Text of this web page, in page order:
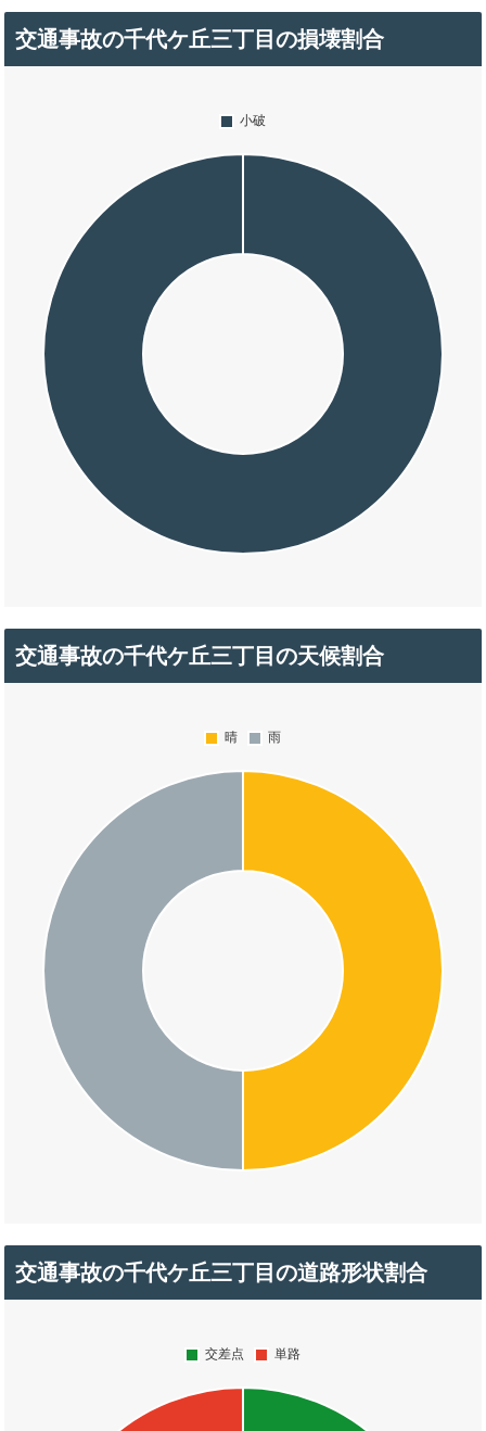
交通事故の千代ケ丘三丁目の損壊割合
交通事故の千代ケ丘三丁目の天候割合
交通事故の千代ケ丘三丁目の道路形状割合